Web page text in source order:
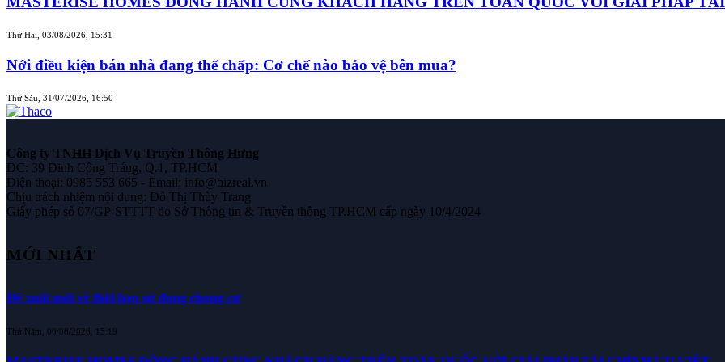
Thứ Hai, 03/08/2026, 15:31
Nới điều kiện bán nhà đang thế chấp: Cơ chế nào bảo vệ bên mua?
Thứ Sáu, 31/07/2026, 16:50
Công ty TNHH Dịch Vụ Truyền Thông Hưng
ĐC: 39 Đinh Công Tráng, Q.1, TP.HCM
Điện thoại: 0985 553 665 - Email: info@bizreal.vn
Chịu trách nhiệm nội dung: Đỗ Thị Thùy Trang
Giấy phép số 07/GP-STTTT do Sở Thông tin & Truyền thông TP.HCM cấp ngày 10/4/2024
MỚI NHẤT
Đề xuất mới về thời hạn sử dụng chung cư
Thứ Năm, 06/08/2026, 15:19